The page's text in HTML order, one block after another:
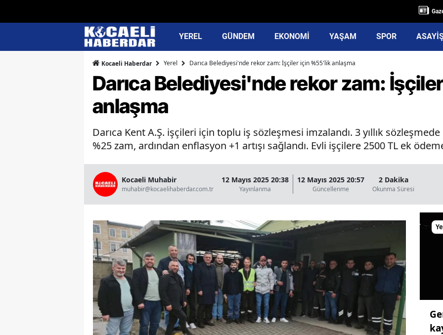
YEREL GÜNDEM EKONOMİ YAŞAM SPOR
Kocaeli Haberdar Yerel Darıca Belediyesi'nde rekor zam: İşçiler için %55'lik anlaşma
Darıca Belediyesi'nde rekor zam:
anlaşma
Darıca Kent A.Ş. işçileri için toplu iş sözleşmesi imzalandı. 3 yıllık
%25 zam, ardından enflasyon +1 artışı sağlandı. Evli işçilere 2500 TL ek
Kocaeli Muhabir
muhabir@kocaelihaberdar.com.tr
12 Mayıs 2025 20:38
Yayınlanma
12 Mayıs 2025 20:57
Güncellenme
2 Dakika
Okunma Süresi